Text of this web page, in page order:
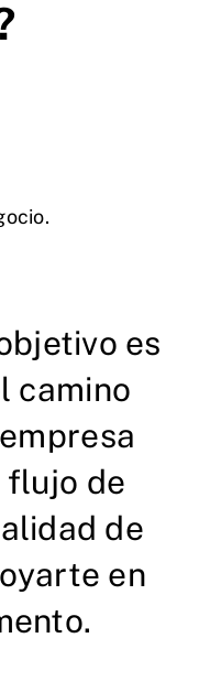
es
camino
flujo de
de
en